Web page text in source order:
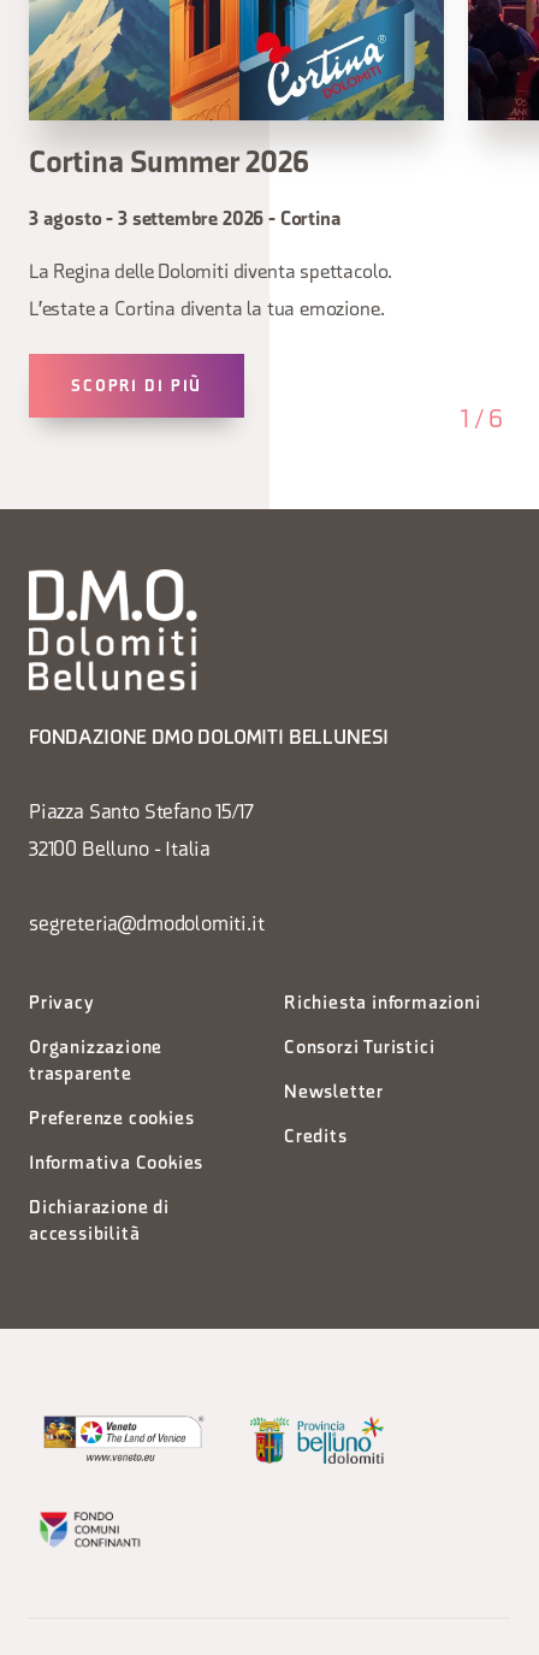
Cortina Summer 2026
3 agosto - 3 settembre 2026 - Cortina
La Regina delle Dolomiti diventa spettacolo.
L'estate a Cortina diventa la tua emozione.
SCOPRI DI PIÙ
1 / 6
FONDAZIONE DMO DOLOMITI BELLUNESI
Piazza Santo Stefano 15/17
32100 Belluno - Italia
segreteria@dmodolomiti.it
Privacy
Organizzazione
trasparente
Preferenze cookies
Informativa Cookies
Dichiarazione di
accessibilità
Richiesta informazioni
Consorzi Turistici
Newsletter
Credits